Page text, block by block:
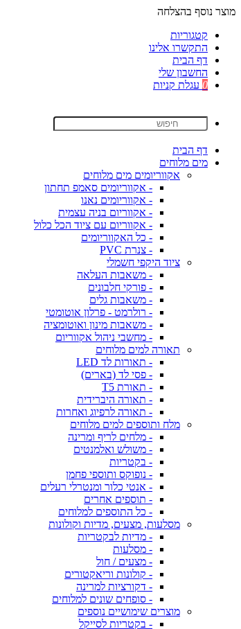
מוצר נוסף בהצלחה
קטגוריות
התקשרו אלינו
דף הבית
החשבון שלי
0 עגלת קניות
דף הבית
מים מלוחים
אקווריומים מים מלוחים
- אקווריומים סאמפ תחתון
- אקווריומים נאנו
- אקווריום בניה עצמית
- אקווריום עם ציוד הכל כלול
- כל האקווריומים
- צנרת PVC
ציוד היקפי חשמלי
- משאבות העלאה
- פורקי חלבונים
- משאבות גלים
- רולרמט - פרלון אוטומטי
- משאבות מינון ואוטומציה
- מחשבי ניהול אקווריום
תאורה למים מלוחים
- תאורות לד LED
- פסי לד (בארים)
- תאורת T5
- תאורה היברידית
- תאורה לרפיוג ואחרות
מלח ותוספים למים מלוחים
- מלחים לריף ומרינה
- משולש ואלמנטים
- בקטריות
- נופוקס ותוספי פחמן
- אנטי כלור ומנטרלי רעלים
- תוספים אחרים
- כל התוספים למלוחים
מסלעות, מצעים, מדיות וקולונות
- מדיות לבקטריות
- מסלעות
- מצעים / חול
- קולונות וריאקטורים
- דקורציות למרינה
- סופחים שונים למלוחים
מוצרים שימושיים נוספים
- בקטריות לסייקל